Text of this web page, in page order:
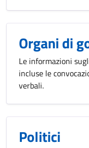
Organi di
Le informazioni
incluse le
verbali.
Politici